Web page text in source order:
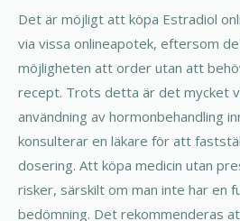
Det är möjligt att köpa Estradiol
via vissa onlineapotek, eftersom
möjligheten att order utan att
recept. Trots detta är det mycket
användning av hormonbehandling
konsulterar en läkare för att
dosering. Att köpa medicin utan
risker, särskilt om man inte har en
bedömning. Det rekommenderas